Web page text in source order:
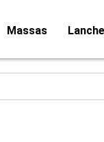
Massas